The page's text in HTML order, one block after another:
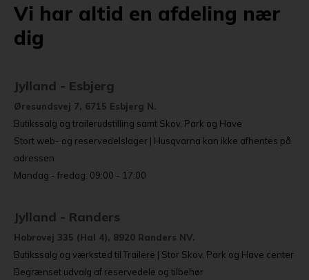
Vi har altid en afdeling nær
dig
Jylland - Esbjerg
Øresundsvej 7, 6715 Esbjerg N.
Butikssalg og trailerudstilling samt Skov, Park og Have
Stort web- og reservedelslager | Husqvarna kan ikke afhentes på
adressen
Mandag - fredag: 09:00 - 17:00
Jylland - Randers
Hobrovej 335 (Hal 4), 8920 Randers NV.
Butikssalg og værksted til Trailere | Stor Skov, Park og Have center
Begrænset udvalg af reservedele og tilbehør